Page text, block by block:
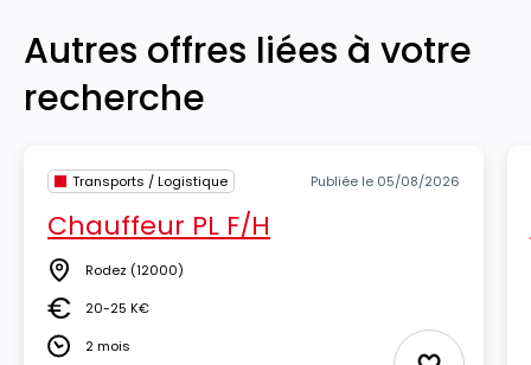
Autres offres liées à votre
recherche
Transports / Logistique Publiée le 05/08/2026
Chauffeur PL F/H
Lieu Rodez (12000)
Salaire20-25 K€
Durée2 mois